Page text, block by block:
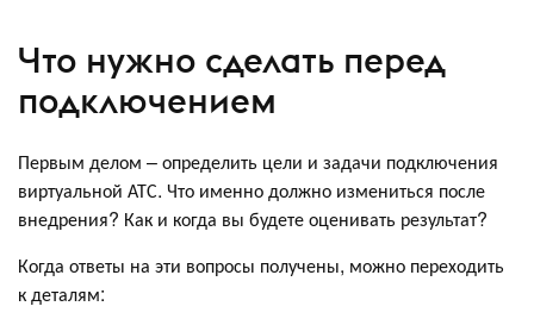
Что нужно сделать перед
подключением
Первым делом – определить цели и задачи подключения
виртуальной АТС. Что именно должно измениться после
внедрения? Как и когда вы будете оценивать результат?
Когда ответы на эти вопросы получены, можно переходить
к деталям: